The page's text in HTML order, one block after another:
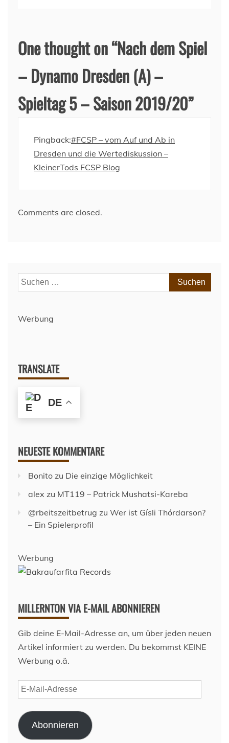
One thought on “Nach dem Spiel
– Dynamo Dresden (A) –
Spieltag 5 – Saison 2019/20”
Pingback:#FCSP – vom Auf und Ab in
Dresden und die Wertediskussion –
KleinerTods FCSP Blog
Comments are closed.
Suchen
nach:
Werbung
TRANSLATE
DE
NEUESTE KOMMENTARE
Bonito zu Die einzige Möglichkeit
alex zu MT119 – Patrick Mushatsi-Kareba
@rbeitszeitbetrug zu Wer ist Gísli Thórdarson?
– Ein Spielerprofil
Werbung
MILLERNTON VIA E-MAIL ABONNIEREN
Gib deine E-Mail-Adresse an, um über jeden neuen
Artikel informiert zu werden. Du bekommst KEINE
Werbung o.ä.
E-
Mail-
Adresse
Abonnieren